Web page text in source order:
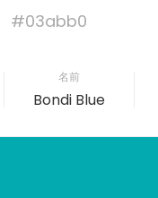
#03abb0
名前
Bondi Blue